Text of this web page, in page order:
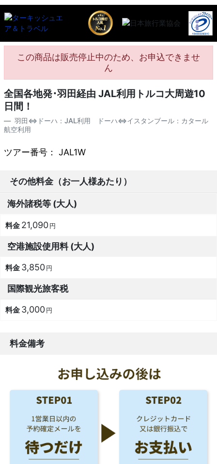
この商品は販売停止中のため、お申込できませ
ん
全国各地発･羽田経由 JAL利用トルコ大周遊10
日間！
羽田⇔ドーハ：JAL利用 ドーハ⇔イスタンブール：カタール
航空利用
ツアー番号： JAL1W
その他料金（お一人様あたり）
海外諸税等 (大人)
21,090円
空港施設使用料 (大人)
3,850円
国際観光旅客税
3,000円
料金備考